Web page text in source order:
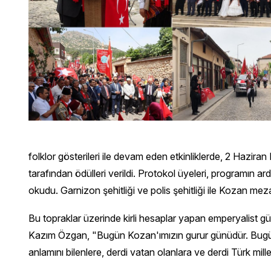
folklor gösterileri ile devam eden etkinliklerde, 2
tarafından ödülleri verildi. Protokol üyeleri, programın
okudu. Garnizon şehitliği ve polis şehitliği ile Kozan
Bu topraklar üzerinde kirli hesaplar yapan emperyalist
Kazım Özgan, "Bugün Kozan'ımızın gurur günüdür.
anlamını bilenlere, derdi vatan olanlara ve derdi Türk